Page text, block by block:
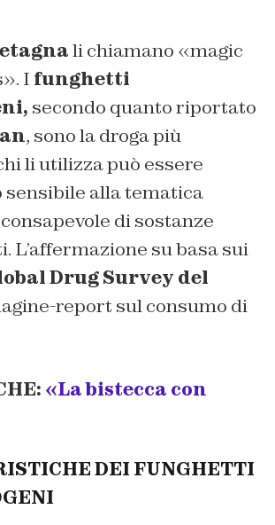
li chiamano «magic
I funghetti
secondo quanto riportato
, sono la droga più
li utilizza può essere
sensibile alla tematica
di sostanze
L’affermazione su basa sui
Drug Survey del
report sul consumo di
«La bistecca con
DEI FUNGHETTI